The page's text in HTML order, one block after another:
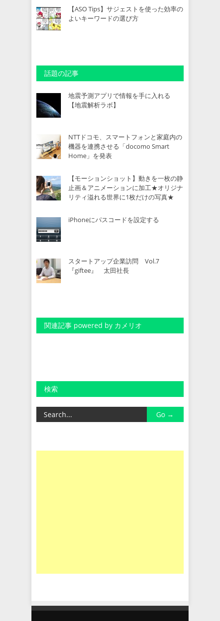
【ASO Tips】サジェストを使った効率の
よいキーワードの選び方
話題の記事
地震予測アプリで情報を手に入れる
【地震解析ラボ】
NTTドコモ、スマートフォンと家庭内の
機器を連携させる「docomo Smart
Home」を発表
【モーションショット】動きを一枚の静
止画＆アニメーションに加工★オリジナ
リティ溢れる世界に1枚だけの写真★
iPhoneにパスコードを設定する
スタートアップ企業訪問 Vol.7
『giftee』 太田社長
関連記事 powered by カメリオ
検索